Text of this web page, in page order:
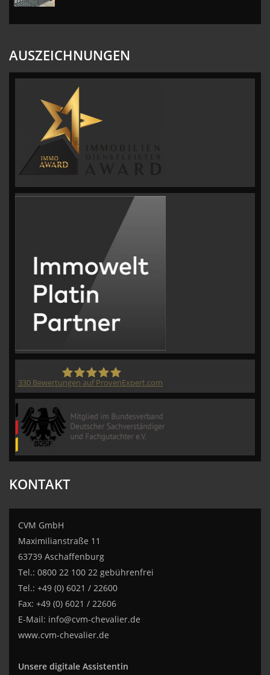
AUSZEICHNUNGEN
330 Bewertungen auf ProvenExpert.com
KONTAKT
CVM GmbH
Maximilianstraße 11
63739 Aschaffenburg
Tel.: 0800 22 100 22 gebührenfrei
Tel.: +49 (0) 6021 / 22600
Fax: +49 (0) 6021 / 22606
E-Mail: info@cvm-chevalier.de
www.cvm-chevalier.de
Unsere digitale Assistentin